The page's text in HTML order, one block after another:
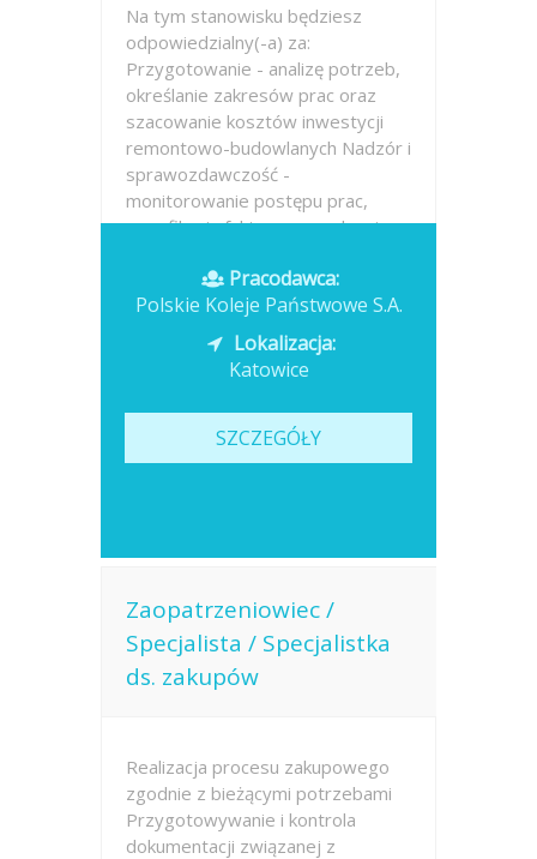
Na tym stanowisku będziesz
odpowiedzialny(-a) za:
Przygotowanie - analizę potrzeb,
określanie zakresów prac oraz
szacowanie kosztów inwestycji
remontowo-budowlanych Nadzór i
sprawozdawczość -
monitorowanie postępu prac,
weryfikacja faktur, prowadzenie...
Opublikowano: dzisiajPracodawca:
Polskie Koleje Państwowe S.A.
Lokalizacja:
Katowice
SZCZEGÓŁY
Zaopatrzeniowiec /
Specjalista / Specjalistka
ds. zakupów
Realizacja procesu zakupowego
zgodnie z bieżącymi potrzebami
Przygotowywanie i kontrola
dokumentacji związanej z